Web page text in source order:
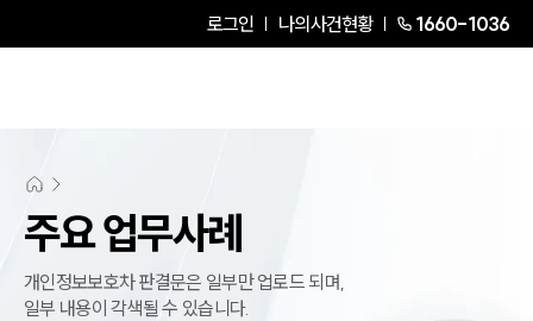
로그인 나의사건현황 1660-1036
주요 업무사례
개인정보보호차 판결문은 일부만 업로드 되며,
일부 내용이 각색될 수 있습니다.